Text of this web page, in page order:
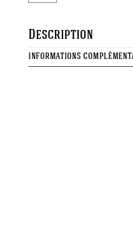
Description
INFORMATIONS